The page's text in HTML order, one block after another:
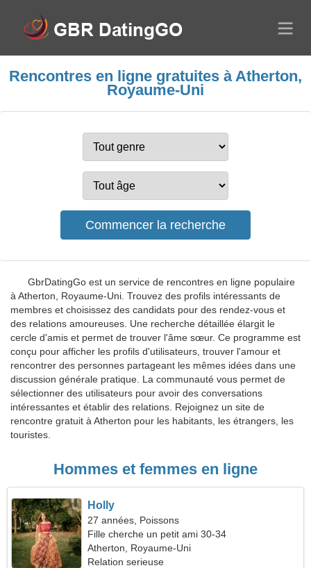
Rencontres en ligne gratuites à Atherton,
Royaume-Uni
GbrDatingGo est un service de rencontres en ligne populaire
à Atherton, Royaume-Uni. Trouvez des profils intéressants de
membres et choisissez des candidats pour des rendez-vous et
des relations amoureuses. Une recherche détaillée élargit le
cercle d'amis et permet de trouver l'âme sœur. Ce programme est
conçu pour afficher les profils d'utilisateurs, trouver l'amour et
rencontrer des personnes partageant les mêmes idées dans une
discussion générale pratique. La communauté vous permet de
sélectionner des utilisateurs pour avoir des conversations
intéressantes et établir des relations. Rejoignez un site de
rencontre gratuit à Atherton pour les habitants, les étrangers, les
touristes.
Hommes et femmes en ligne
Holly
27 années, Poissons
Fille cherche un petit ami 30-34
Atherton, Royaume-Uni
Relation serieuse